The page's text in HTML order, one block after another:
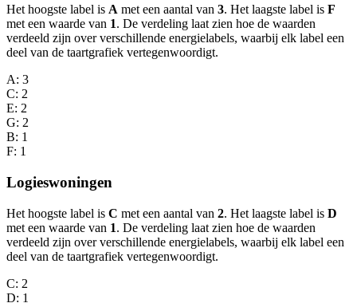
Het hoogste label is A met een aantal van 3. Het laagste label is F
met een waarde van 1. De verdeling laat zien hoe de waarden
verdeeld zijn over verschillende energielabels, waarbij elk label een
deel van de taartgrafiek vertegenwoordigt.
A: 3
C: 2
E: 2
G: 2
B: 1
F: 1
Logieswoningen
Het hoogste label is C met een aantal van 2. Het laagste label is D
met een waarde van 1. De verdeling laat zien hoe de waarden
verdeeld zijn over verschillende energielabels, waarbij elk label een
deel van de taartgrafiek vertegenwoordigt.
C: 2
D: 1